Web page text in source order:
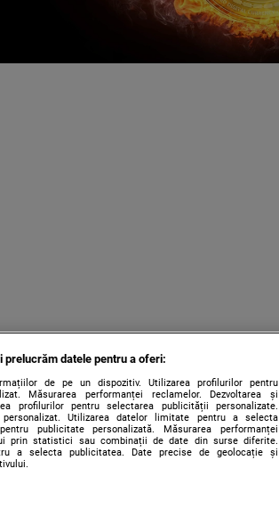
datele pentru a oferi:
de pe un dispozitiv. Utilizarea profilurilor pentru
Măsurarea performanței reclamelor. Dezvoltarea și
profilurilor pentru selectarea publicității personalizate.
Utilizarea datelor limitate pentru a selecta
publicitate personalizată. Măsurarea performanței
prin statistici sau combinații de date din surse diferite.
a selecta publicitatea. Date precise de geolocație și